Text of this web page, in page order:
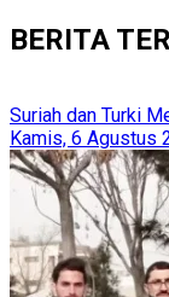
BERITA
Suriah dan Turki
Kamis, 6 Agustus